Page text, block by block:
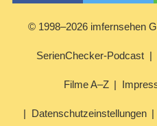
© 1998–2026 imfernsehen
SerienChecker-Podcast
Filme A–Z
Datenschutzeinstellungen